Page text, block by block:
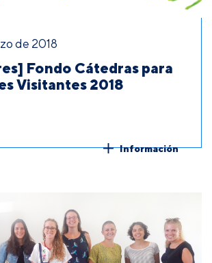
de 2018
Fondo Cátedras para
Visitantes 2018
Información